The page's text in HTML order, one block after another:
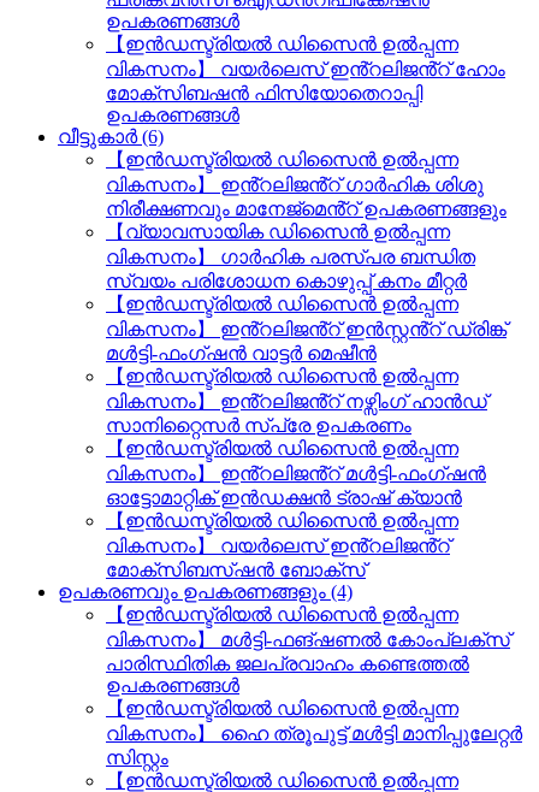
ഉപകരണങ്ങൾ
【ഇൻഡസ്ട്രിയൽ ഡിസൈൻ ഉൽപ്പന്ന
വികസനം】 വയർലെസ് ഇൻ്റലിജൻ്റ് ഹോം
മോക്സിബഷൻ ഫിസിയോതെറാപ്പി
ഉപകരണങ്ങൾ
വീട്ടുകാർ (6)
【ഇൻഡസ്ട്രിയൽ ഡിസൈൻ ഉൽപ്പന്ന
വികസനം】 ഇൻ്റലിജൻ്റ് ഗാർഹിക ശിശു
നിരീക്ഷണവും മാനേജ്മെൻ്റ് ഉപകരണങ്ങളും
【വ്യാവസായിക ഡിസൈൻ ഉൽപ്പന്ന
വികസനം】 ഗാർഹിക പരസ്പര ബന്ധിത
സ്വയം പരിശോധന കൊഴുപ്പ് കനം മീറ്റർ
【ഇൻഡസ്ട്രിയൽ ഡിസൈൻ ഉൽപ്പന്ന
വികസനം】 ഇൻ്റലിജൻ്റ് ഇൻസ്റ്റൻ്റ് ഡ്രിങ്ക്
മൾട്ടി-ഫംഗ്ഷൻ വാട്ടർ മെഷീൻ
【ഇൻഡസ്ട്രിയൽ ഡിസൈൻ ഉൽപ്പന്ന
വികസനം】 ഇൻ്റലിജൻ്റ് നഴ്സിംഗ് ഹാൻഡ്
സാനിറ്റൈസർ സ്പ്രേ ഉപകരണം
【ഇൻഡസ്ട്രിയൽ ഡിസൈൻ ഉൽപ്പന്ന
വികസനം】 ഇൻ്റലിജൻ്റ് മൾട്ടി-ഫംഗ്ഷൻ
ഓട്ടോമാറ്റിക് ഇൻഡക്ഷൻ ട്രാഷ് ക്യാൻ
【ഇൻഡസ്ട്രിയൽ ഡിസൈൻ ഉൽപ്പന്ന
വികസനം】 വയർലെസ് ഇൻ്റലിജൻ്റ്
മോക്സിബസ്ഷൻ ബോക്സ്
ഉപകരണവും ഉപകരണങ്ങളും (4)
【ഇൻഡസ്ട്രിയൽ ഡിസൈൻ ഉൽപ്പന്ന
വികസനം】 മൾട്ടി-ഫങ്ഷണൽ കോംപ്ലക്സ്
പാരിസ്ഥിതിക ജലപ്രവാഹം കണ്ടെത്തൽ
ഉപകരണങ്ങൾ
【ഇൻഡസ്ട്രിയൽ ഡിസൈൻ ഉൽപ്പന്ന
വികസനം】 ഹൈ ത്രൂപുട്ട് മൾട്ടി മാനിപ്പുലേറ്റർ
സിസ്റ്റം
【ഇൻഡസ്ട്രിയൽ ഡിസൈൻ ഉൽപ്പന്ന